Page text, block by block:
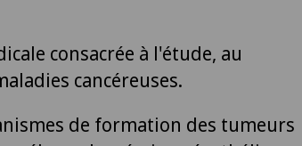
consacrée à l'étude, au
cancéreuses.
de formation des tumeurs